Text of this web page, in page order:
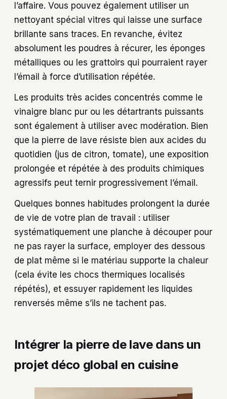
l’affaire. Vous pouvez également utiliser un
nettoyant spécial vitres qui laisse une surface
brillante sans traces. En revanche, évitez
absolument les poudres à récurer, les éponges
métalliques ou les grattoirs qui pourraient rayer
l’émail à force d’utilisation répétée.
Les produits très acides concentrés comme le
vinaigre blanc pur ou les détartrants puissants
sont également à utiliser avec modération. Bien
que la pierre de lave résiste bien aux acides du
quotidien (jus de citron, tomate), une exposition
prolongée et répétée à des produits chimiques
agressifs peut ternir progressivement l’émail.
Quelques bonnes habitudes prolongent la durée
de vie de votre plan de travail : utiliser
systématiquement une planche à découper pour
ne pas rayer la surface, employer des dessous
de plat même si le matériau supporte la chaleur
(cela évite les chocs thermiques localisés
répétés), et essuyer rapidement les liquides
renversés même s’ils ne tachent pas.
Intégrer la pierre de lave dans un
projet déco global en cuisine